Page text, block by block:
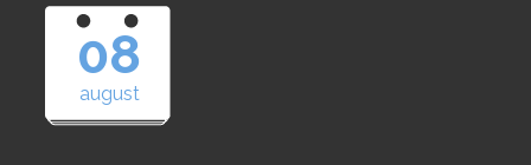
08
august